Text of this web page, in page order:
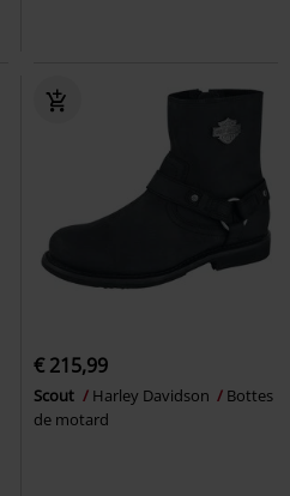
€ 215,99
Scout Harley Davidson
Bottes
de motard